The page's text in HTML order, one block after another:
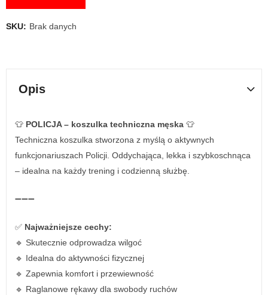
SKU: Brak danych
Opis
👕 POLICJA – koszulka techniczna męska 👕
Techniczna koszulka stworzona z myślą o aktywnych
funkcjonariuszach Policji. Oddychająca, lekka i szybkoschnąca
– idealna na każdy trening i codzienną służbę.
➖➖➖
✅ Najważniejsze cechy:
🔹 Skutecznie odprowadza wilgoć
🔹 Idealna do aktywności fizycznej
🔹 Zapewnia komfort i przewiewność
🔹 Raglanowe rękawy dla swobody ruchów